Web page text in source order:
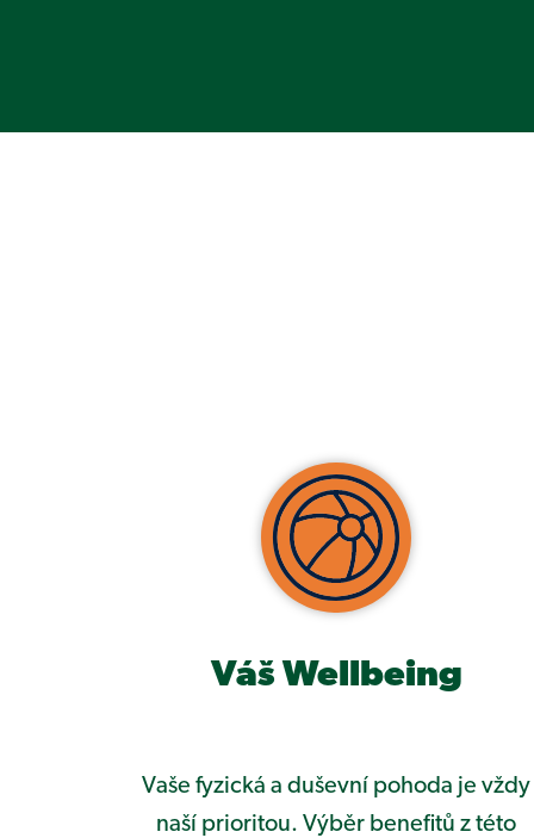
Váš Wellbeing
Vaše fyzická a duševní pohoda je vždy
naší prioritou. Výběr benefitů z této